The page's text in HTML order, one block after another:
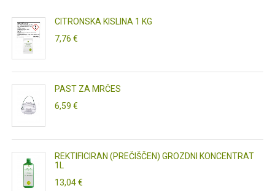
CITRONSKA KISLINA 1 KG
7,76 €
PAST ZA MRČES
6,59 €
REKTIFICIRAN (PREČIŠČEN) GROZDNI KONCENTRAT
1L
13,04 €